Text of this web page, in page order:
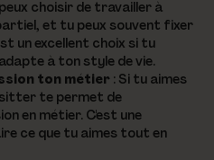
choisir de travailler à
et tu peux souvent fixer
un excellent choix si tu
à ton style de vie.
ton métier : Si tu aimes
sitter te permet de
en métier. C'est une
ce que tu aimes tout en